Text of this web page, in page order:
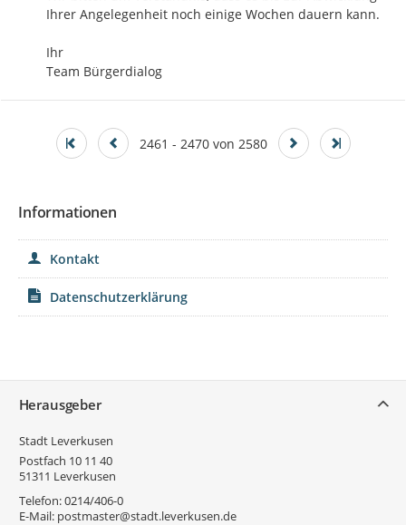
Ihrer Angelegenheit noch einige Wochen dauern kann.
Ihr
Team Bürgerdialog
2461 - 2470 von 2580
Informationen
Kontakt
Datenschutzerklärung
Herausgeber
Stadt Leverkusen
Postfach 10 11 40
51311 Leverkusen
Telefon:0214/406-0
E-Mail: postmaster@stadt.leverkusen.de